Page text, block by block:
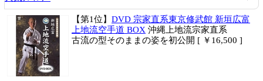
【第1位】 DVD 宗家直系東京修武館 新垣広富
上地流空手道 BOX 沖縄上地流宗家直系
古流の型そのままの姿を初公開 [ ￥16,500 ]